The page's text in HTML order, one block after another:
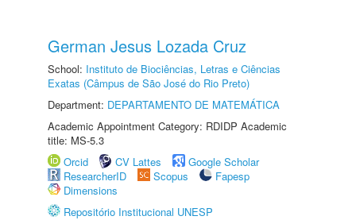
German Jesus Lozada Cruz
School: Instituto de Biociências, Letras e Ciências
Exatas (Câmpus de São José do Rio Preto)
Department: DEPARTAMENTO DE MATEMÁTICA
Academic Appointment Category: RDIDP Academic
title: MS-5.3
Orcid
CV Lattes
Google Scholar
ResearcherID
Scopus
Fapesp
Dimensions
Repositório Institucional UNESP